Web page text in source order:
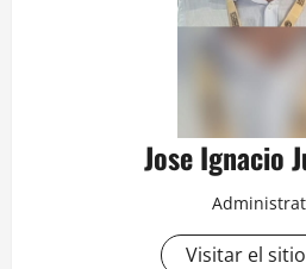
Jose Ignacio
Visitar el